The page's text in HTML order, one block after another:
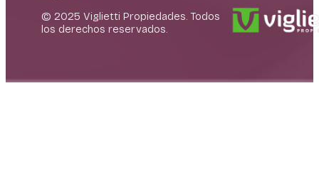
© 2025 Viglietti Propiedades. Todos
los derechos reservados.